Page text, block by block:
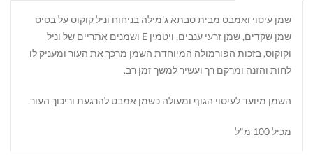
שמן עיסוי ואמבט מבית סבתא ג'מילה בניחוח וניל קוקוס על בסיס
שמן שקדים, שמן זרעי ענבים, ויטמין E ושמנים אתריים של וניל
וקוקוס, בזכות הפורמולה המיוחדת השמן מרכך את העור ומעניק לו
לחות והזנה ומרקם רך ועשיר למשך זמן רב.
השמן מיועד לעיסוי הגוף ומעולה כשמן אמבט להרגעת וריכוך העור.
מכיל 100 מ"ל